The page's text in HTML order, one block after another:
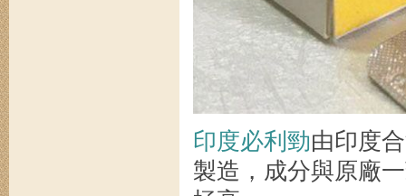
印度必利勁由印度
製造，成分與原廠